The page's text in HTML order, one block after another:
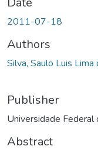
2011-07-18
Authors
Silva, Saulo Luis Lima
Publisher
Universidade Federal
Abstract